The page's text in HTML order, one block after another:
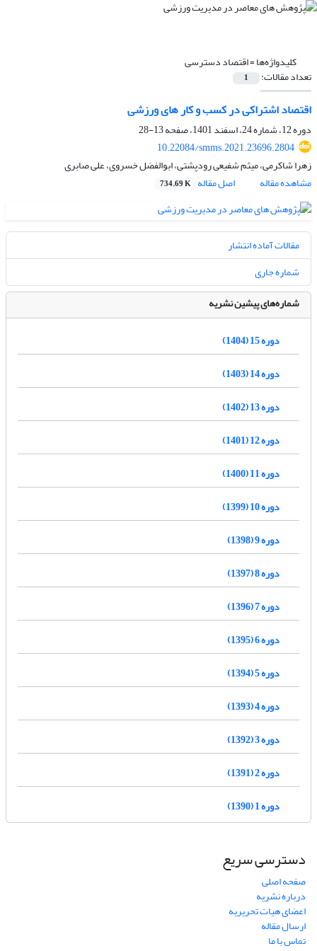
کلیدواژه‌ها =اقتصاد دسترسی
تعداد مقالات: 1
اقتصاد اشتراکی در کسب و کار های ورزشی
دوره 12، شماره 24، اسفند 1401، صفحه
13-28
10.22084/smms.2021.23696.2804
زهرا شاکرمی، میثم شفیعی رودپشتی، ابوالفضل خسروی، علی صابری
مشاهده مقاله
اصل مقاله 734.69 K
مقالات آماده انتشار
شماره جاری
شماره‌های پیشین نشریه
دوره 15 (1404)
دوره 14 (1403)
دوره 13 (1402)
دوره 12 (1401)
دوره 11 (1400)
دوره 10 (1399)
دوره 9 (1398)
دوره 8 (1397)
دوره 7 (1396)
دوره 6 (1395)
دوره 5 (1394)
دوره 4 (1393)
دوره 3 (1392)
دوره 2 (1391)
دوره 1 (1390)
دسترسی سریع
صفحه اصلی
درباره نشریه
اعضای هیات تحریریه
ارسال مقاله
تماس با ما